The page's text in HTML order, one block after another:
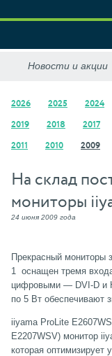
2026 2025 2024
2019 2018 2017
2011 2010 2009
На склад
мониторы
24 июня 2009 года
Прекрасный мониторы
1 оснащен тремя
цифровыми — DVI-D и
по 5 Вт обеспечивают
iiyama ProLite
E2207WSV) монитор
которая оптимизирует